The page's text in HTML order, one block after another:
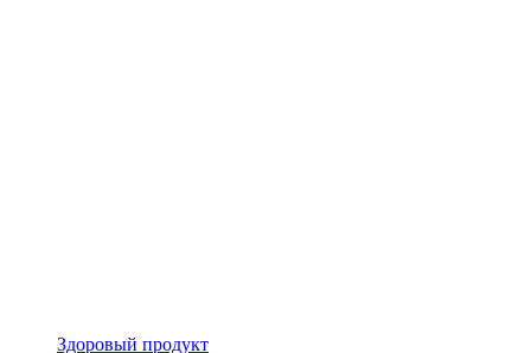
Здоровый продукт